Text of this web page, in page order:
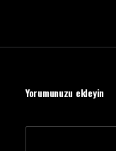
Yorumunuzu ekleyin